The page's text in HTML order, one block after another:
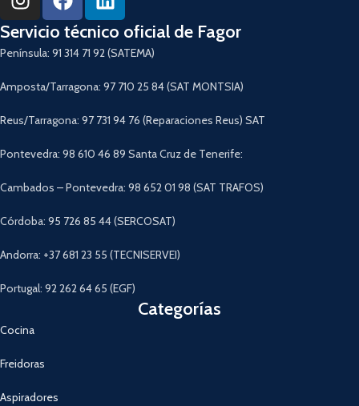
Servicio técnico oficial de Fagor
Península: 91 314 71 92 (SATEMA)
Amposta/Tarragona: 97 710 25 84 (SAT MONTSIA)
Reus/Tarragona: 97 731 94 76 (Reparaciones Reus) SAT
Pontevedra: 98 610 46 89 Santa Cruz de Tenerife:
Cambados – Pontevedra: 98 652 01 98 (SAT TRAFOS)
Córdoba: 95 726 85 44 (SERCOSAT)
Andorra: +37 681 23 55 (TECNISERVEI)
Portugal: 92 262 64 65 (EGF)
Categorías
Cocina
Freidoras
Aspiradores